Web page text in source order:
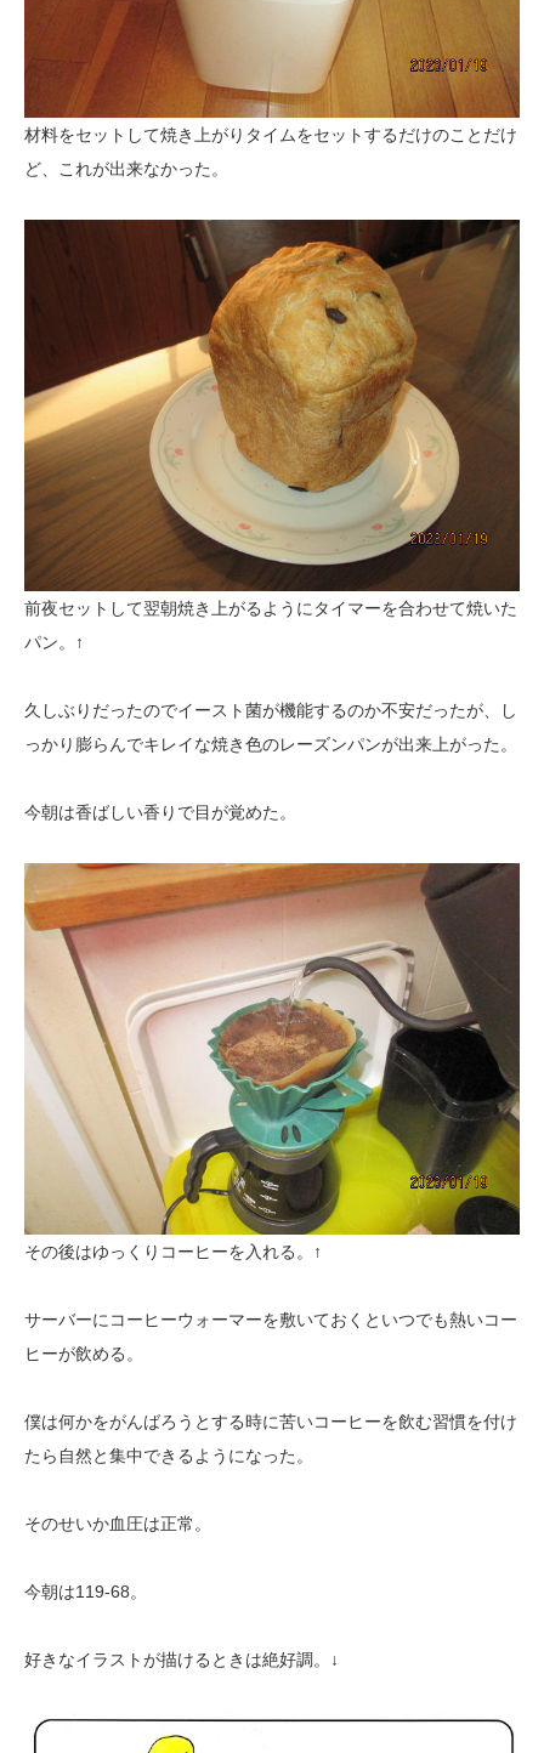
材料をセットして焼き上がりタイムをセットするだけのことだけ
ど、これが出来なかった。
前夜セットして翌朝焼き上がるようにタイマーを合わせて焼いた
パン。↑
久しぶりだったのでイースト菌が機能するのか不安だったが、し
っかり膨らんでキレイな焼き色のレーズンパンが出来上がった。
今朝は香ばしい香りで目が覚めた。
その後はゆっくりコーヒーを入れる。↑
サーバーにコーヒーウォーマーを敷いておくといつでも熱いコー
ヒーが飲める。
僕は何かをがんばろうとする時に苦いコーヒーを飲む習慣を付け
たら自然と集中できるようになった。
そのせいか血圧は正常。
今朝は119-68。
好きなイラストが描けるときは絶好調。↓